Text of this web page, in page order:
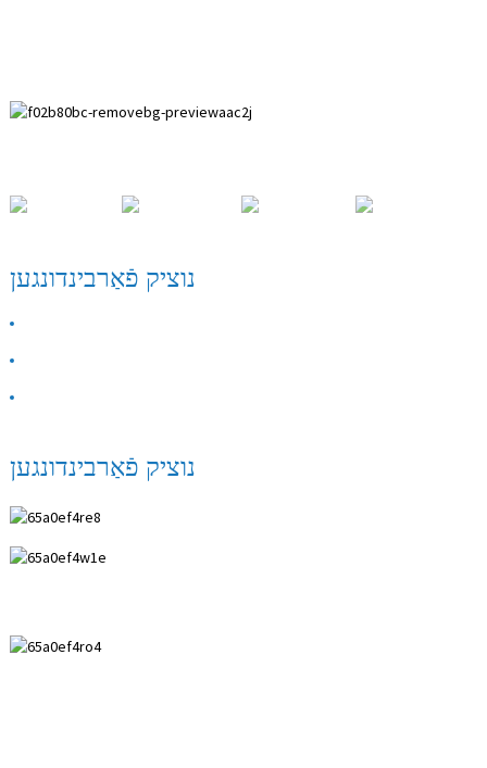
נוציק פֿאַרבינדונגען
נוציק פֿאַרבינדונגען